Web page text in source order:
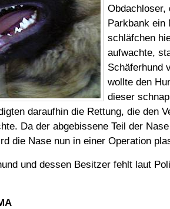
Obdachloser,
Parkbank ein
schläfchen
aufwachte,
Schäferhund
wollte den
dieser
daraufhin die Rettung, die den
Da der abgebissene Teil der
die Nase nun in einer Operation
und dessen Besitzer fehlt laut